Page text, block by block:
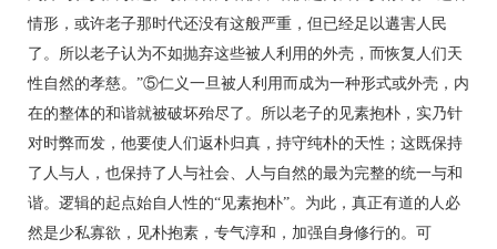
情形，或许老子那时代还没有这般严重，但已经足以遘害人民
了。所以老子认为不如抛弃这些被人利用的外壳，而恢复人们天
性自然的孝慈。”⑤仁义一旦被人利用而成为一种形式或外壳，内
在的整体的和谐就被破坏殆尽了。所以老子的见素抱朴，实乃针
对时弊而发，他要使人们返朴归真，持守纯朴的天性；这既保持
了人与人，也保持了人与社会、人与自然的最为完整的统一与和
谐。逻辑的起点始自人性的“见素抱朴”。为此，真正有道的人必
然是少私寡欲，见朴抱素，专气淳和，加强自身修行的。可